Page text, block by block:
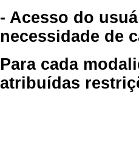
- Acesso do
necessidade de
Para cada
atribuídas